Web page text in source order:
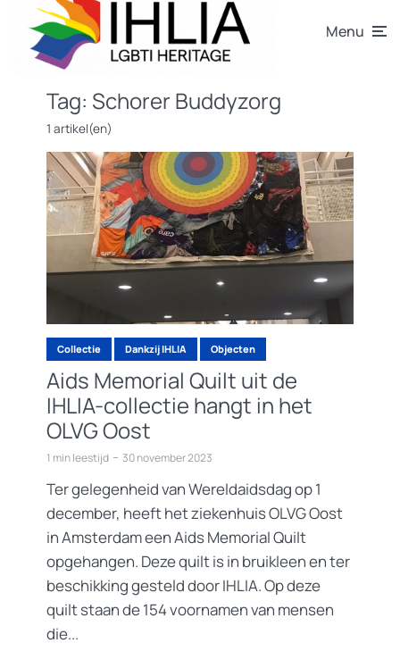
Menu
Tag: Schorer Buddyzorg
1 artikel(en)
Collectie Dankzij IHLIA Objecten
Aids Memorial Quilt uit de
IHLIA-collectie hangt in het
OLVG Oost
1 min leestijd 30 november 2023
Ter gelegenheid van Wereldaidsdag op 1
december, heeft het ziekenhuis OLVG Oost
in Amsterdam een Aids Memorial Quilt
opgehangen. Deze quilt is in bruikleen en ter
beschikking gesteld door IHLIA. Op deze
quilt staan de 154 voornamen van mensen
die...